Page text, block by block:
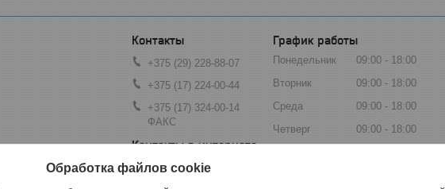
+375 (29) 228-88-07
+375 (17) 224-00-44
+375 (17) 324-00-14
ФАКС
by.zybr@mail.ru
График работы
Понедельник 09:00
18:00
Вторник
09:00
18:00
Среда
09:00
18:00
Четверг
09:00
18:00
Обработка файлов cookie